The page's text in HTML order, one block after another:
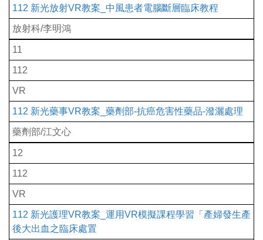
112 新光放射VR教案_中風患者電腦斷層臨床教程
放射科/李明鴻
11
112
VR
112 新光藥事VR教案_藥劑部-抗癌危害性藥品-潑灑處理
藥劑部/江文心
12
112
VR
112 新光護理VR教案_運用VR模擬課程學習「產婦發生產
後大出血之臨床處置